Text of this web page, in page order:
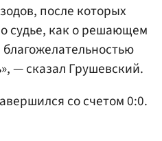
после которых
судье, как о решающем
— сказал Грушевский.
со счетом 0:0.